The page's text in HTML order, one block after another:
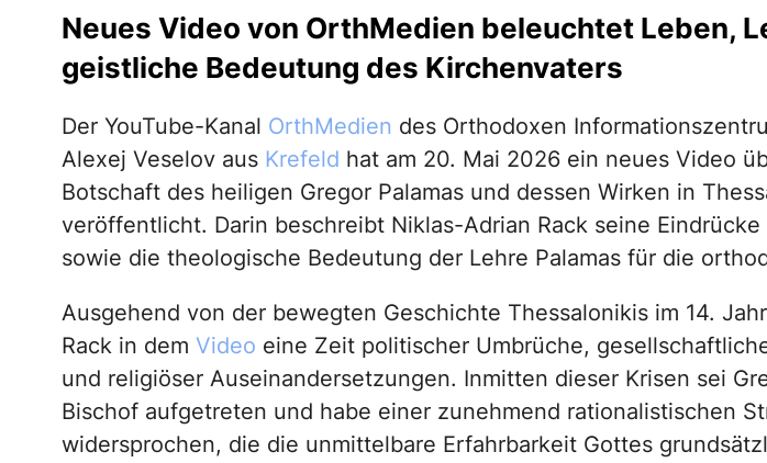
Neues Video von OrthMedien beleuchtet Leben,
geistliche Bedeutung des Kirchenvaters
Der YouTube-Kanal OrthMedien des Orthodoxen
Alexej Veselov aus Krefeld hat am 20. Mai 2026 ein neues Video
Botschaft des heiligen Gregor Palamas und dessen Wirken in
veröffentlicht. Darin beschreibt Niklas-Adrian Rack seine Eindrücke
sowie die theologische Bedeutung der Lehre Palamas für die
Ausgehend von der bewegten Geschichte Thessalonikis im 14.
Rack in dem Video eine Zeit politischer Umbrüche,
und religiöser Auseinandersetzungen. Inmitten dieser Krisen sei
Bischof aufgetreten und habe einer zunehmend rationalistischen
widersprochen, die die unmittelbare Erfahrbarkeit Gottes